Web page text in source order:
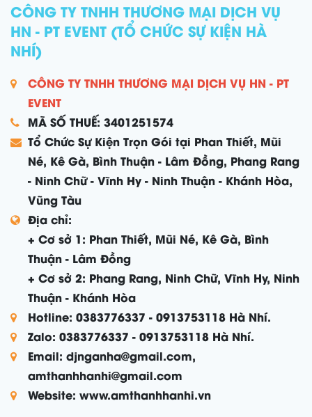
CÔNG TY TNHH THƯƠNG MẠI DỊCH VỤ
HN - PT EVENT (TỔ CHỨC SỰ KIỆN HÀ
NHÍ)
CÔNG TY TNHH THƯƠNG MẠI DỊCH VỤ HN - PT
EVENT
MÃ SỐ THUẾ: 3401251574
Tổ Chức Sự Kiện Trọn Gói tại Phan Thiết, Mũi
Né, Kê Gà, Bình Thuận - Lâm Đồng, Phang Rang
- Ninh Chữ - Vĩnh Hy - Ninh Thuận - Khánh Hòa,
Vũng Tàu
Địa chỉ:
+ Cơ sở 1: Phan Thiết, Mũi Né, Kê Gà, Bình
Thuận - Lâm Đồng
+ Cơ sở 2: Phang Rang, Ninh Chữ, Vĩnh Hy, Ninh
Thuận - Khánh Hòa
Hotline: 0383776337 - 0913753118 Hà Nhí.
Zalo: 0383776337 - 0913753118 Hà Nhí.
Email: djnganha@gmail.com,
amthanhhanhi@gmail.com
Website: www.amthanhhanhi.vn